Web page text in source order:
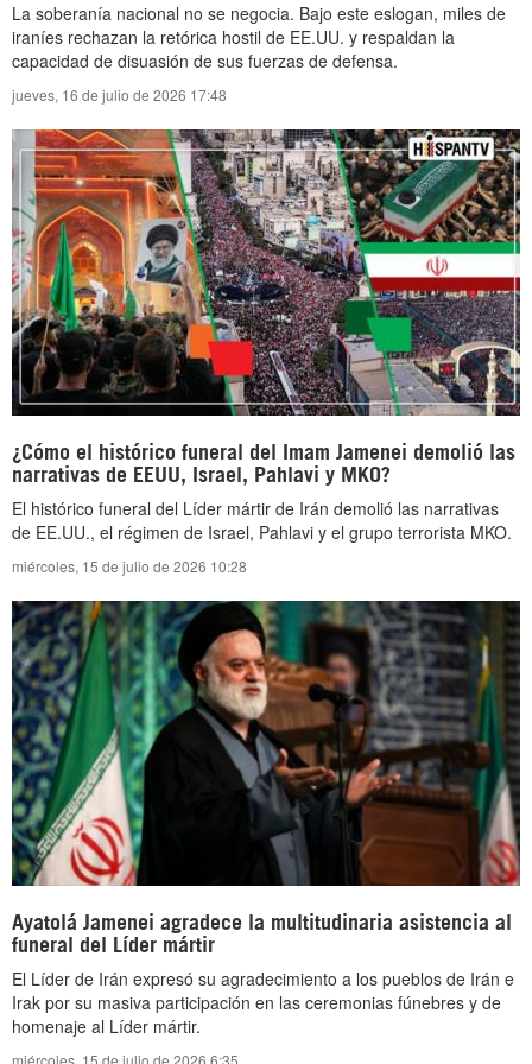
La soberanía nacional no se negocia. Bajo este eslogan, miles de
iraníes rechazan la retórica hostil de EE.UU. y respaldan la
capacidad de disuasión de sus fuerzas de defensa.
jueves, 16 de julio de 2026 17:48
¿Cómo el histórico funeral del Imam Jamenei demolió las
narrativas de EEUU, Israel, Pahlavi y MKO?
El histórico funeral del Líder mártir de Irán demolió las narrativas
de EE.UU., el régimen de Israel, Pahlavi y el grupo terrorista MKO.
miércoles, 15 de julio de 2026 10:28
Ayatolá Jamenei agradece la multitudinaria asistencia al
funeral del Líder mártir
El Líder de Irán expresó su agradecimiento a los pueblos de Irán e
Irak por su masiva participación en las ceremonias fúnebres y de
homenaje al Líder mártir.